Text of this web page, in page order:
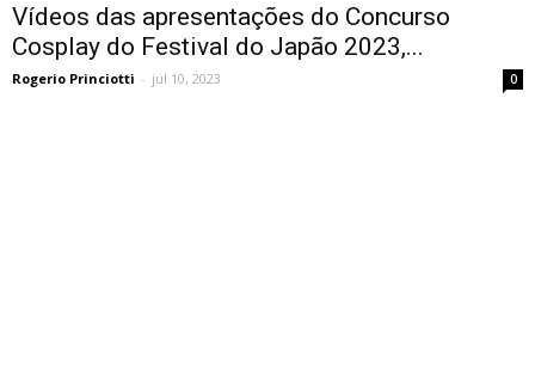
Vídeos das apresentações do Concurso
Cosplay do Festival do Japão 2023,...
Rogerio Princiotti - jul 10, 2023 0